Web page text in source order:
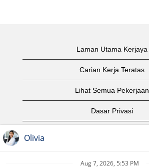
Laman Utama Kerjaya
Carian Kerja Teratas
Lihat Semua Pekerjaan
Dasar Privasi
Notis Hak Cipta